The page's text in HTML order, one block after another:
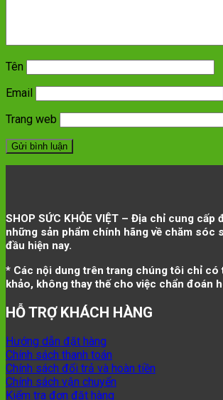
Tên
Email
Trang web
SHOP SỨC KHỎE VIỆT – Địa chỉ cung cấp
những sản phẩm chính hãng về chăm sóc
đầu hiện nay.
* Các nội dung trên trang chúng tôi chỉ có
khảo, không thay thế cho việc chẩn đoán
HỖ TRỢ KHÁCH HÀNG
Hướng dẫn đặt hàng
Chính sách thanh toán
Chính sách đổi trả và hoàn tiền
Chính sách vận chuyển
Kiểm tra đơn đặt hàng